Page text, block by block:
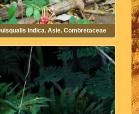
indica. Asie. Combretaceae